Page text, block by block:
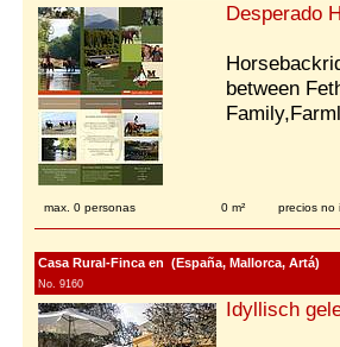
Desperado
between
max. 0 personas 0 m² precios no
Casa Rural-Finca en (España, Mallorca, Artá)
No. 9160
Idyllisch